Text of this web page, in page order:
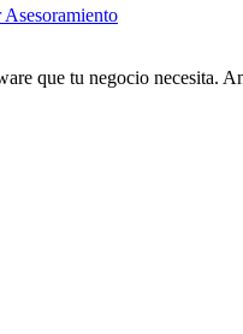
Asesoramiento
que tu negocio necesita.